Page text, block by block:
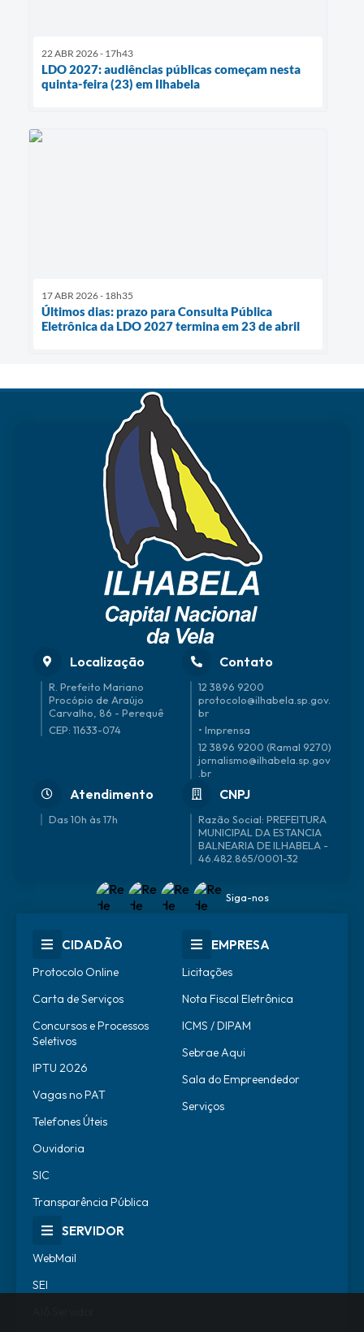
22 ABR 2026 - 17h43
LDO 2027: audiências públicas começam nesta
quinta-feira (23) em Ilhabela
17 ABR 2026 - 18h35
Últimos dias: prazo para Consulta Pública
Eletrônica da LDO 2027 termina em 23 de abril
Localização
R. Prefeito Mariano
Procópio de Araújo
Carvalho, 86 - Perequê
CEP: 11633-074
Contato
12 3896 9200
protocolo@ilhabela.sp.gov.
br
• Imprensa
12 3896 9200 (Ramal 9270)
jornalismo@ilhabela.sp.gov
.br
Atendimento
Das 10h às 17h
CNPJ
46.482.865/0001-32
Siga-nos
CIDADÃO
Protocolo Online
Carta de Serviços
Concursos e Processos
Seletivos
IPTU 2026
Vagas no PAT
Telefones Úteis
Ouvidoria
SIC
Transparência Pública
EMPRESA
Licitações
Nota Fiscal Eletrônica
ICMS / DIPAM
Sebrae Aqui
Sala do Empreendedor
Serviços
SERVIDOR
WebMail
SEI